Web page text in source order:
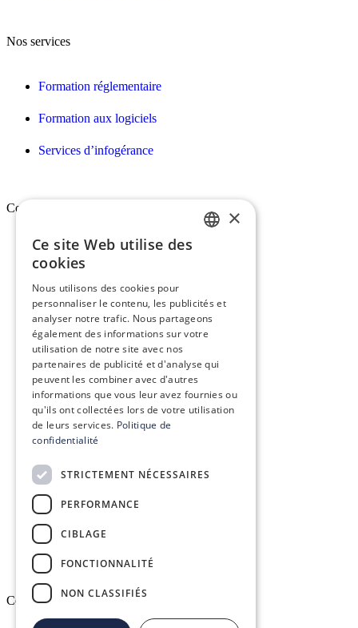
Nos services
Formation réglementaire
Formation aux logiciels
Services d’infogérance
Conex
Qui sommes-nous ?
Vision, mission & valeurs
Nos engagements
Le groupe Conex
Recrutement
Ressources
Espace client DELTAPASS
Copyright © 2026. All rights reserved.
×
Ce site Web utilise des
cookies
Nous utilisons des cookies pour
personnaliser le contenu, les publicités et
analyser notre trafic. Nous partageons
également des informations sur votre
utilisation de notre site avec nos
partenaires de publicité et d'analyse qui
peuvent les combiner avec d'autres
informations que vous leur avez fournies ou
qu'ils ont collectées lors de votre utilisation
de leurs services. Politique de
confidentialité
STRICTEMENT NÉCESSAIRES
PERFORMANCE
CIBLAGE
FONCTIONNALITÉ
NON CLASSIFIÉS